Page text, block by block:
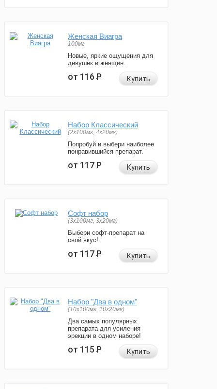
Женская Виагра
100мг
Новые, яркие ощущения для
девушек и женщин.
от 116Р Купить
Набор Классический
(2x100мг, 4x20мг)
Попробуй и выбери наиболее
понравившийся препарат.
от 117Р Купить
Софт набор
(3x100мг, 3x20мг)
Выбери софт-препарат на
свой вкус!
от 117Р Купить
Набор "Два в одном"
(10x100мг, 10x20мг)
Два самых популярных
препарата для усиления
эрекции в одном наборе!
от 115Р Купить